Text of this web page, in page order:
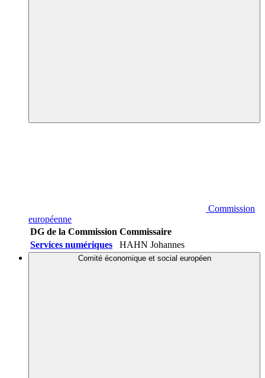
Commission
européenne
DG de la Commission Commissaire
Services numériques
HAHN Johannes
Comité économique et social européen